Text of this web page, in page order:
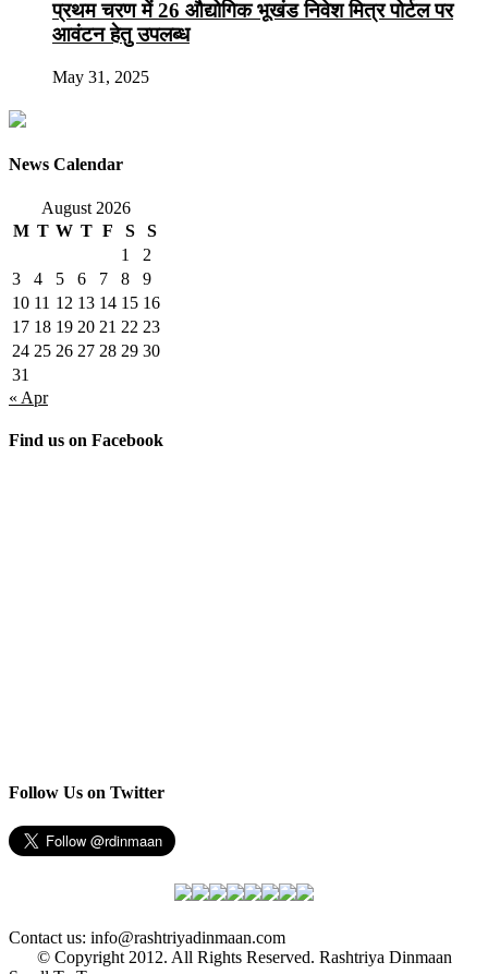
प्रथम चरण में 26 औद्योगिक भूखंड निवेश मित्र पोर्टल पर
आवंटन हेतु उपलब्ध
May 31, 2025
News Calendar
August 2026
M T W T F S
S
1
2
3
4 5 6 7 8
9
10 11 12 13 14 15 16
17 18 19 20 21 22 23
24 25 26 27 28 29 30
31
« Apr
Find us on Facebook
Follow Us on Twitter
Contact us: info@rashtriyadinmaan.com
© Copyright 2012. All Rights Reserved. Rashtriya Dinmaan